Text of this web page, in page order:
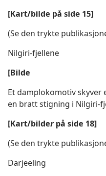
[Kart/bilde på side 15]
(Se den trykte
Nilgiri-fjellene
[Bilde
Et damplokomotiv skyver
en bratt stigning i Nilgiri-
[Kart/bilderpå side 18]
(Se den trykte
Darjeeling